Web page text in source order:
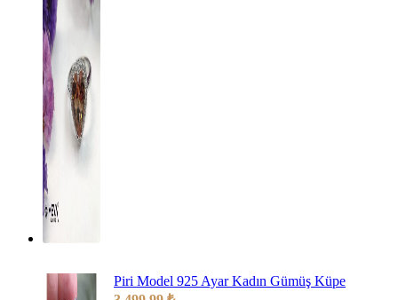
Piri Model 925 Ayar Kadın Gümüş Küpe